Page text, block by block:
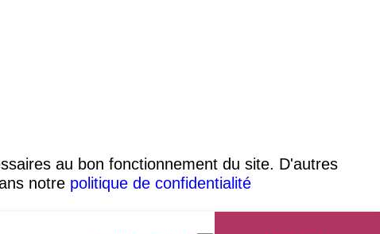
au bon fonctionnement du site. D'autres
notre politique de confidentialité